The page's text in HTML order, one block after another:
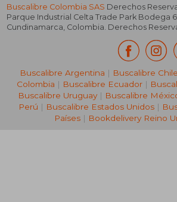
Buscalibre Colombia SAS Derechos
Parque Industrial Celta Trade Park Bodega
Cundinamarca, Colombia. Derechos
Buscalibre Argentina | Buscalibre Chile
Colombia | Buscalibre Ecuador |
Buscalibre Uruguay| Buscalibre
Perú | Buscalibre Estados Unidos|
Países | Bookdelivery Reino